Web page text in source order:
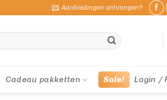
Aanbiedingen ontvangen?
Cadeau pakketten Sale! Login /